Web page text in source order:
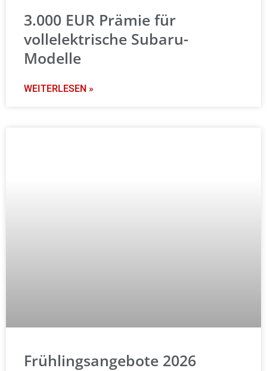
3.000 EUR Prämie für
vollelektrische Subaru-
Modelle
WEITERLESEN »
Frühlingsangebote 2026